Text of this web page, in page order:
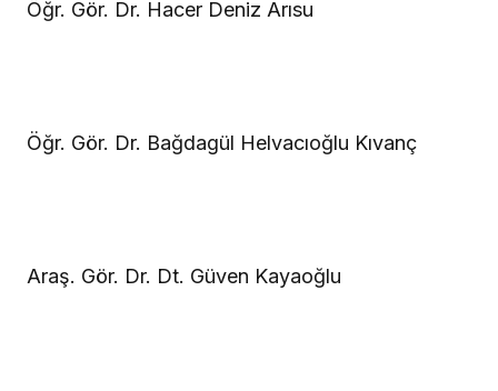
Öğr. Gör. Dr. Hacer Deniz Arısu
Öğr. Gör. Dr. Bağdagül Helvacıoğlu Kıvanç
Araş. Gör. Dr. Dt. Güven Kayaoğlu